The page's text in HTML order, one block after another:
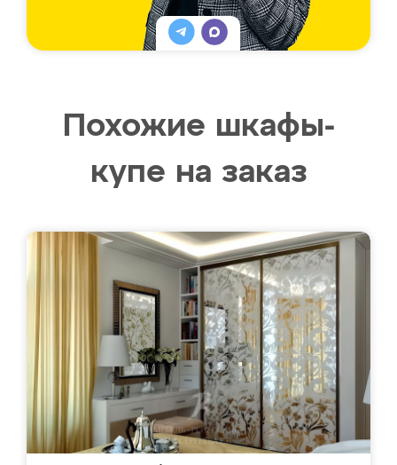
Похожие шкафы-
купе на заказ